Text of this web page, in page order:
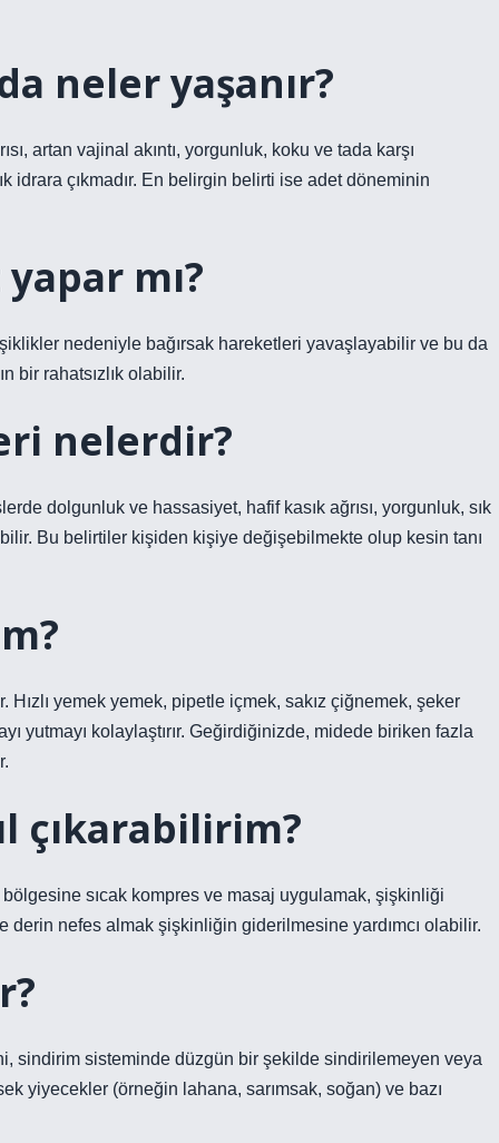
neler yaşanır?
artan vajinal akıntı, yorgunluk, koku ve tada karşı
idrara çıkmadır. En belirgin belirti ise adet döneminin
mı?
nedeniyle bağırsak hareketleri yavaşlayabilir ve bu da
bir rahatsızlık olabilir.
nelerdir?
dolgunluk ve hassasiyet, hafif kasık ağrısı, yorgunluk, sık
Bu belirtiler kişiden kişiye değişebilmekte olup kesin tanı
yemek yemek, pipetle içmek, sakız çiğnemek, şeker
yutmayı kolaylaştırır. Geğirdiğinizde, midede biriken fazla
çıkarabilirim?
sıcak kompres ve masaj uygulamak, şişkinliği
nefes almak şişkinliğin giderilmesine yardımcı olabilir.
sindirim sisteminde düzgün bir şekilde sindirilemeyen veya
yiyecekler (örneğin lahana, sarımsak, soğan) ve bazı